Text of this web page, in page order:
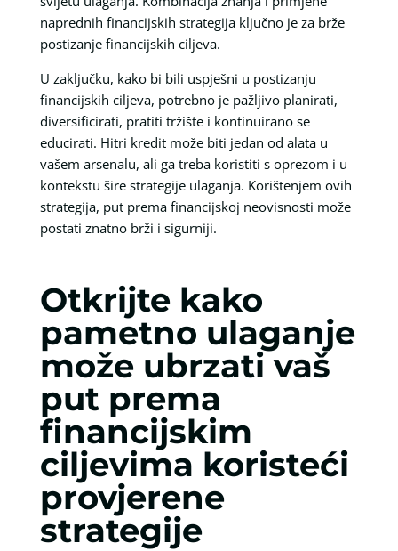
naprednih financijskih strategija ključno je za brže
postizanje financijskih ciljeva.
U zaključku, kako bi bili uspješni u postizanju
financijskih ciljeva, potrebno je pažljivo planirati,
diversificirati, pratiti tržište i kontinuirano se
educirati. Hitri kredit može biti jedan od alata u
vašem arsenalu, ali ga treba koristiti s oprezom i u
kontekstu šire strategije ulaganja. Korištenjem ovih
strategija, put prema financijskoj neovisnosti može
postati znatno brži i sigurniji.
Otkrijte kako
pametno ulaganje
može ubrzati vaš
put prema
financijskim
ciljevima koristeći
provjerene
strategije